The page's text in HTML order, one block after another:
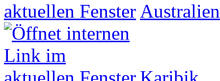
Australien